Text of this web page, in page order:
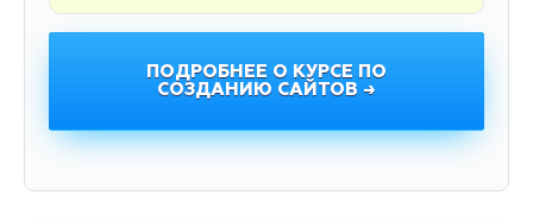
ПОДРОБНЕЕ О КУРСЕ ПО
СОЗДАНИЮ САЙТОВ →